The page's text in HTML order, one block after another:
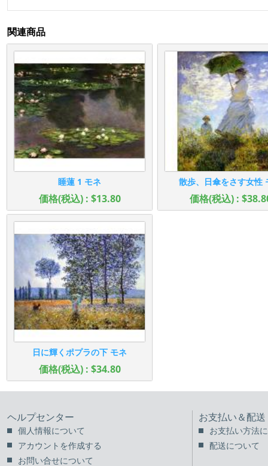
関連商品
睡蓮 1 モネ
価格(税込) : $13.80
散歩、日傘をさす女性
価格(税込) :
日に輝くポプラの下 モネ
価格(税込) : $34.80
ヘルプセンター
個人情報について
アカウントを作成する
お問い合せについて
お支払い＆配送
お支払い方法
配送について